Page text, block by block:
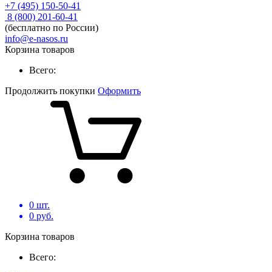
+7 (495) 150-50-41
8 (800) 201-60-41
(бесплатно по России)
info@e-nasos.ru
Корзина товаров
Всего:
Продолжить покупки Оформить
0 шт.
0 руб.
Корзина товаров
Всего: